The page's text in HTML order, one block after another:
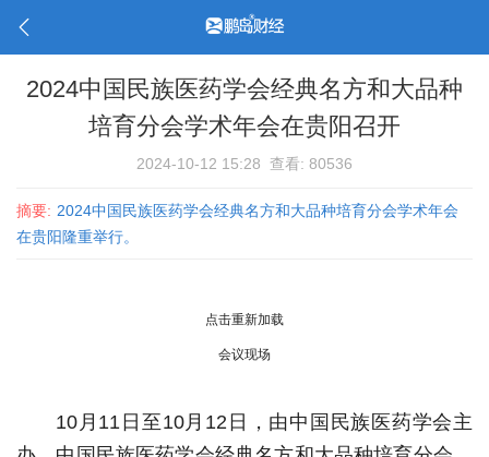
2024中国民族医药学会经典名方和大品种
培育分会学术年会在贵阳召开
2024-10-12 15:28 查看: 80536
摘要: 2024中国民族医药学会经典名方和大品种培育分会学术年会
在贵阳隆重举行。
点击重新加载
会议现场
10月11日至10月12日，由中国民族医药学会主